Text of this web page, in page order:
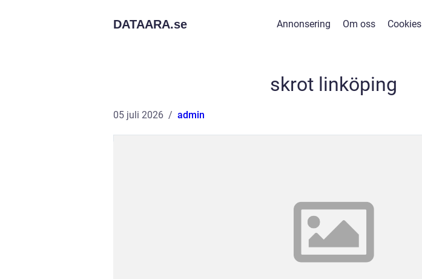
DATAARA.se Annonsering Om oss Cookies
skrot linköping
05 juli 2026 admin